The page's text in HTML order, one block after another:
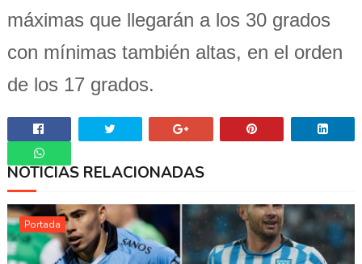
máximas que llegarán a los 30 grados
con mínimas también altas, en el orden
de los 17 grados.
Whatsapp
NOTICIAS RELACIONADAS
Portada